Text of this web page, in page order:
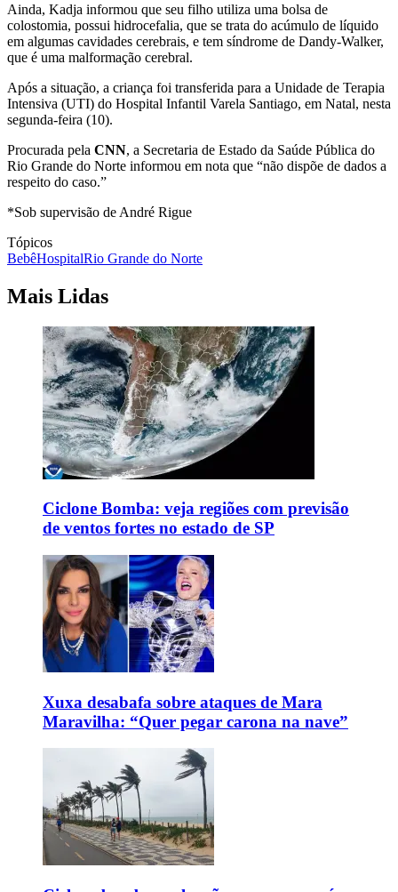
Ainda, Kadja informou que seu filho utiliza uma bolsa de
colostomia, possui hidrocefalia, que se trata do acúmulo de líquido
em algumas cavidades cerebrais, e tem síndrome de Dandy-Walker,
que é uma malformação cerebral.
Após a situação, a criança foi transferida para a Unidade de Terapia
Intensiva (UTI) do Hospital Infantil Varela Santiago, em Natal, nesta
segunda-feira (10).
Procurada pela CNN, a Secretaria de Estado da Saúde Pública do
Rio Grande do Norte informou em nota que “não dispõe de dados a
respeito do caso.”
*Sob supervisão de André Rigue
Tópicos
BebêHospitalRio Grande do Norte
Mais Lidas
Ciclone Bomba: veja regiões com previsão
de ventos fortes no estado de SP
Xuxa desabafa sobre ataques de Mara
Maravilha: “Quer pegar carona na nave”